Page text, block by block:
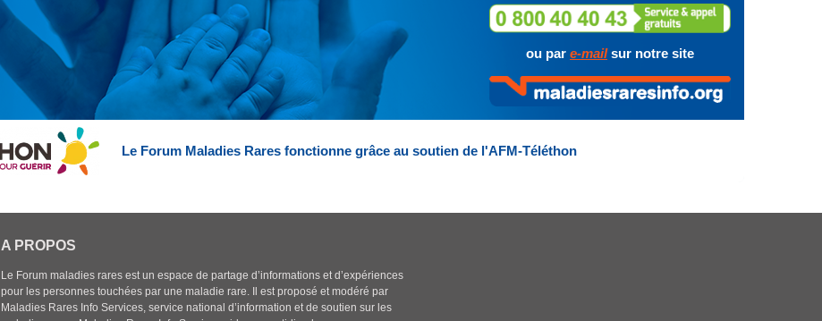
ou par e-mailsur notre site
Le Forum Maladies Rares fonctionne grâce au soutien de l'AFM-Téléthon
A PROPOS
Le Forum maladies rares est un espace de partage d’informations et d’expériences
pour les personnes touchées par une maladie rare. Il est proposé et modéré par
Maladies Rares Info Services, service national d’information et de soutien sur les